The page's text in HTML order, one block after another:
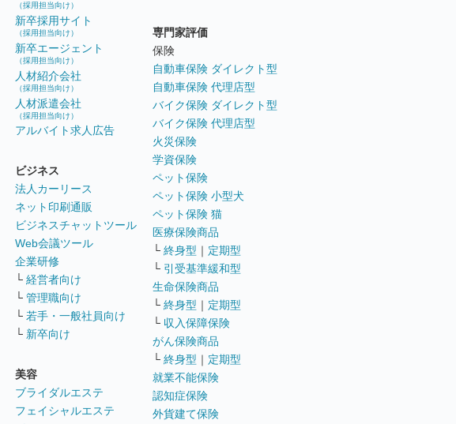
（採用担当向け）
新卒採用サイト
（採用担当向け）
新卒エージェント
（採用担当向け）
人材紹介会社
（採用担当向け）
人材派遣会社
（採用担当向け）
アルバイト求人広告
ビジネス
法人カーリース
ネット印刷通販
ビジネスチャットツール
Web会議ツール
企業研修
└ 経営者向け
└ 管理職向け
└ 若手・一般社員向け
└ 新卒向け
美容
ブライダルエステ
フェイシャルエステ
専門家評価
保険
自動車保険 ダイレクト型
自動車保険 代理店型
バイク保険 ダイレクト型
バイク保険 代理店型
火災保険
学資保険
ペット保険
ペット保険 小型犬
ペット保険 猫
医療保険商品
└ 終身型 ｜ 定期型
└ 引受基準緩和型
生命保険商品
└ 終身型 ｜ 定期型
└ 収入保障保険
がん保険商品
└ 終身型 ｜ 定期型
就業不能保険
認知症保険
外貨建て保険